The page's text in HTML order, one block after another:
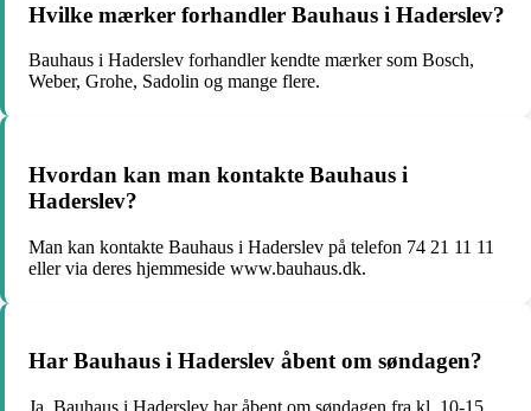
Hvilke mærker forhandler Bauhaus i Haderslev?
Bauhaus i Haderslev forhandler kendte mærker som Bosch,
Weber, Grohe, Sadolin og mange flere.
Hvordan kan man kontakte Bauhaus i
Haderslev?
Man kan kontakte Bauhaus i Haderslev på telefon 74 21 11 11
eller via deres hjemmeside www.bauhaus.dk.
Har Bauhaus i Haderslev åbent om søndagen?